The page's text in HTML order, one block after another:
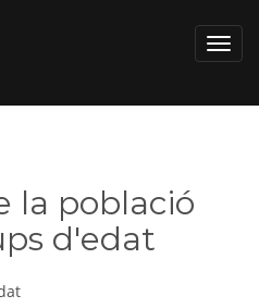
la població
d'edat